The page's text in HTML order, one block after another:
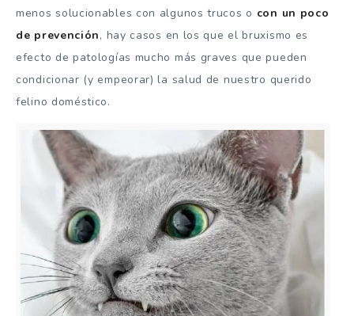
menos solucionables con algunos trucos o con un poco
de prevención, hay casos en los que el bruxismo es
efecto de patologías mucho más graves que pueden
condicionar (y empeorar) la salud de nuestro querido
felino doméstico.